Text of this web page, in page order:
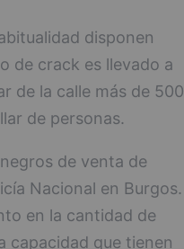
disponen
de crack es llevado a
de la calle más de 500
de personas.
de venta de
Nacional en Burgos.
en la cantidad de
capacidad que tienen